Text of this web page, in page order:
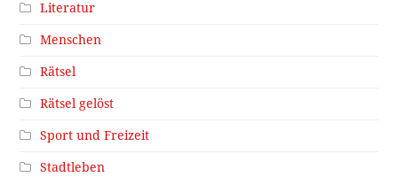
Literatur
Menschen
Rätsel
Rätsel gelöst
Sport und Freizeit
Stadtleben